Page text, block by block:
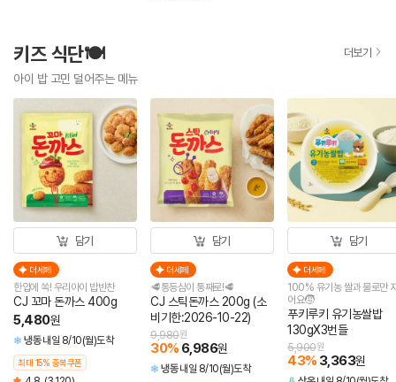
키즈 식단🍽️
아이 밥 고민 덜어주는 메뉴
더보기
담기
더세페
한입에 쏙! 우리아이 밥반찬
CJ 꼬마 돈까스 400g
5,480원
냉동 내일 8/10(월)도착
최대 15% 중복쿠폰
담기
더세페
🥩통등심이 통째로!🥩
CJ 스틱돈까스 200g (소
비기한:2026-10-22)
30% 6,986원
9,980원
냉동 내일 8/10(월)도착
담기
더세페
100% 유기농 쌀과 물로만
어요🧒
푸키루키 유기농쌀밥
130gX3번들
43% 3,363원
5,900원